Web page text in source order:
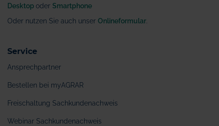
Desktop oder Smartphone
Oder nutzen Sie auch unser Onlineformular
Service
Ansprechpartner
Bestellen bei myAGRAR
Freischaltung Sachkundenachweis
Webinar Sachkundenachweis